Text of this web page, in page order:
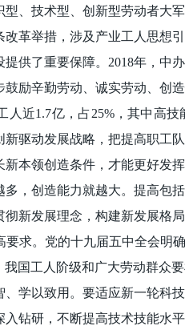
、技术型、创新型劳动者大
改革举措，涉及产业工人思想
供了重要保障。2018年，中
励辛勤劳动、诚实劳动、创
人近1.7亿，占25%，其中高
驱动发展战略，把提高职工
本领创造条件，才能更好发
，创造能力就越大。提高包
新发展理念，构建新发展格
求。党的十九届五中全会明
国工人阶级和广大劳动群众
学以致用。要适应新一轮科
钻研，不断提高技术技能水